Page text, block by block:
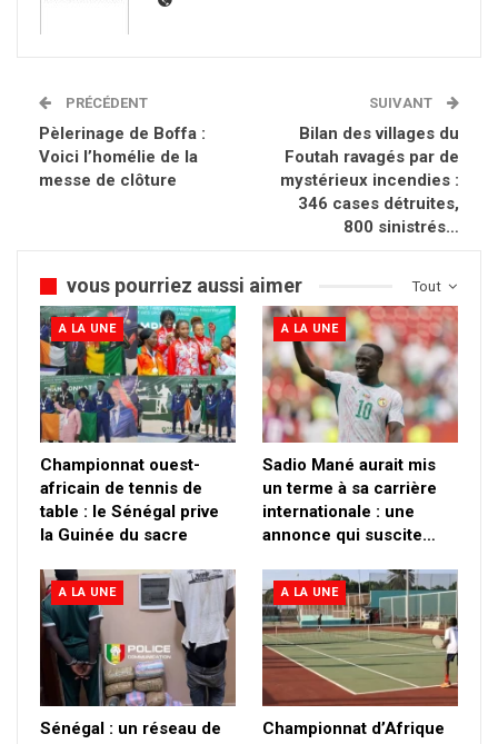
PRÉCÉDENT
Pèlerinage de Boffa :
Voici l’homélie de la
messe de clôture
SUIVANT
Bilan des villages du
Foutah ravagés par de
mystérieux incendies :
346 cases détruites,
800 sinistrés…
Tout
vous pourriez aussi aimer
A LA UNE
Championnat ouest-
africain de tennis de
table : le Sénégal prive
la Guinée du sacre
A LA UNE
Sadio Mané aurait mis
un terme à sa carrière
internationale : une
annonce qui suscite…
A LA UNE
Sénégal : un réseau de
A LA UNE
Championnat d’Afrique